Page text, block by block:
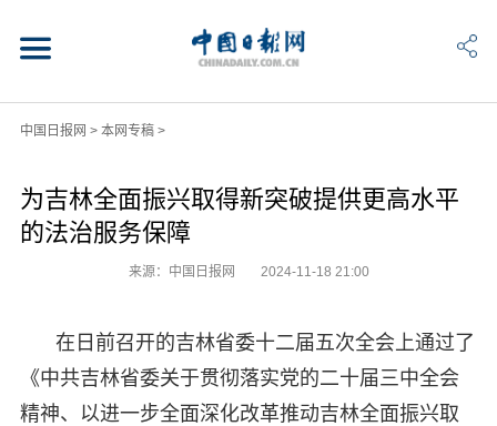
中国日报网 > 本网专稿>
为吉林全面振兴取得新突破提供更高水平
的法治服务保障
来源：中国日报网 2024-11-18 21:00
在日前召开的吉林省委十二届五次全会上通过了
《中共吉林省委关于贯彻落实党的二十届三中全会
精神、以进一步全面深化改革推动吉林全面振兴取